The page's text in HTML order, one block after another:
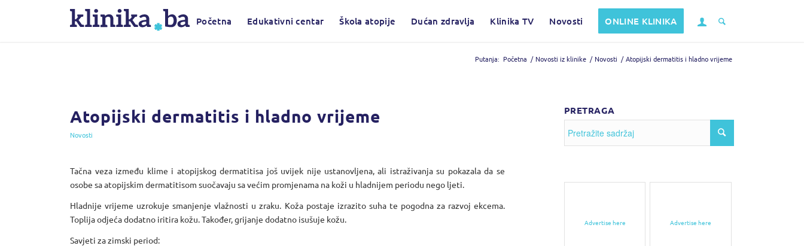
Početna Edukativni centar Škola atopije Dućan zdravlja Klinika TV Novosti ONLINE KLINIKA
Putanja: Početna / Novosti iz klinike / Novosti / Atopijski dermatitis i hladno vrijeme
Atopijski dermatitis i hladno vrijeme
Novosti
Tačna veza između klime i atopijskog dermatitisa još uvijek nije ustanovljena, ali istraživanja su pokazala da se
osobe sa atopijskim dermatitisom suočavaju sa većim promjenama na koži u hladnijem periodu nego ljeti.
Hladnije vrijeme uzrokuje smanjenje vlažnosti u zraku. Koža postaje izrazito suha te pogodna za razvoj ekcema.
Toplija odjeća dodatno iritira kožu. Također, grijanje dodatno isušuje kožu.
Savjeti za zimski period:
PRETRAGA
Advertise here Advertise here